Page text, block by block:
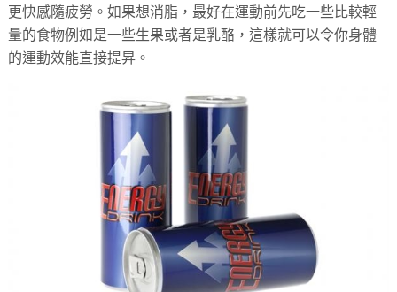
更快感隨疲勞。如果想消脂，最好在運動前先吃一些比較輕
量的食物例如是一些生果或者是乳酪，這樣就可以令你身體
的運動效能直接提昇。